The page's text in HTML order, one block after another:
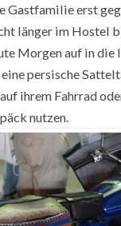
Gastfamilie erst
länger im Hostel
Morgen auf in die
persische
ihrem Fahrrad
nutzen.